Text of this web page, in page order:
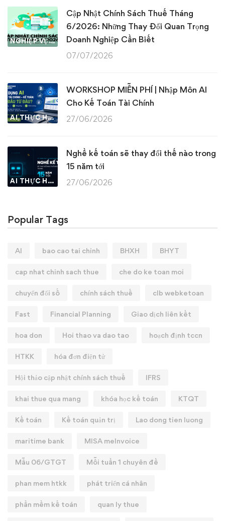
NGHIỆP VỤ KẾ TOÁN & THUẾ
Cập Nhật Chính Sách Thuế Tháng
6/2026: Những Thay Đổi Quan Trọng
Doanh Nghiệp Cần Biết
07/07/2026
AI THỰC HÀNH
WORKSHOP MIỄN PHÍ | Nhập Môn AI
Cho Kế Toán Tài Chính
27/06/2026
AI THỰC HÀNH
Nghề kế toán sẽ thay đổi thế nào trong
15 năm tới
27/06/2026
Popular Tags
AI bao cao tai chinh BHXH BHYT
cap nhat chinh sach thue che do ke toan moi
chuyển đổi số chính sách thuế clb webketoan
Fast Financial Planning Giao dịch liên kết
hoa don Hoi thao va dao tao hoạch định tccn
HTKK hóa đơn điện tử
Hội thảo cập nhật chính sách thuế IFRS
khai thue qua mang khóa học kế toán KTQT
Kế toán Kế toán quản trị Lao dong tien luong
maritime bank MISA meInvoice
Mẫu 06/GTGT Mỗi tuần 1 chuyên đề
phan mem htkk phát triển cá nhân
phần mềm kế toán quan ly thue